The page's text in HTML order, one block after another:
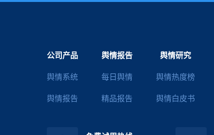
公司产品
舆情系统
舆情报告
舆情报告
每日舆情
精品报告
舆情研究
舆情热度榜
舆情白皮书